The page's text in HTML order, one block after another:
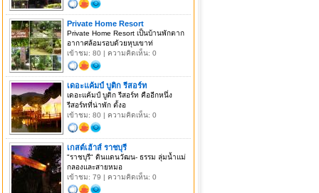
Private Home Resort
Private Home Resort เป็นบ้านพักตาก
อากาศล้อมรอบด้วยหุบเขาท่
เข้าชม: 80 | ความคิดเห็น: 0
เดอะแค้มป์ บูติก รีสอร์ท
เดอะแค้มป์ บูติก รีสอร์ท คืออีกหนึ่ง
รีสอร์ทที่น่าพัก ตั้งอ
เข้าชม: 80 | ความคิดเห็น: 0
เกสต์เฮ้าส์ ราชบุรี
"ราชบุรี" ดินแดนวัฒน- ธรรม ลุ่มน้ำแม่
กลองและสายหมอ
เข้าชม: 79 | ความคิดเห็น: 0